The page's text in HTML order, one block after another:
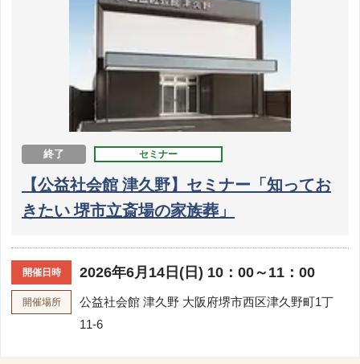
終了 セミナー
【公益社会館 津久野】セミナー「知ってお
きたい 堺市立斎場の家族葬」
開催日時 2026年6月14日(日) 10：00～11：00
開催場所 公益社会館 津久野 大阪府堺市西区津久野町1丁
11-6